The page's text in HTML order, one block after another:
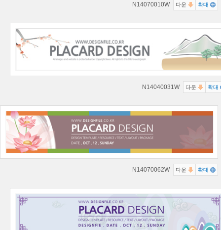
N14070010W 다운 확대
N14040031W 다운 확대
N14070062W 다운 확대